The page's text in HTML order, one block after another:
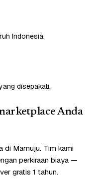
Indonesia.
disepakati.
Anda
di Mamuju. Tim kami
perkiraan biaya —
gratis 1 tahun.